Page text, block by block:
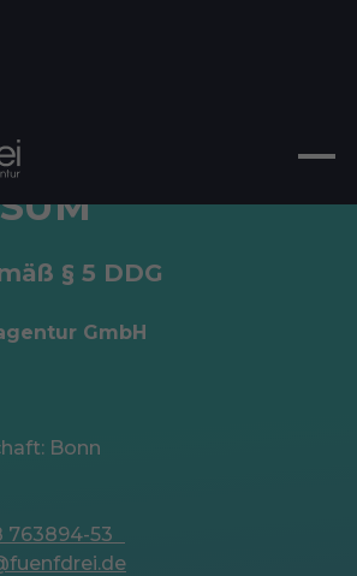
§ 5 DDG
GmbH
Bonn
763894-53